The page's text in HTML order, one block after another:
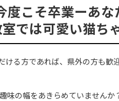
度こそ卒業ーあ
では可愛い猫ち
る方であれば、県外の方も歓
味の幅をあきらめていませんか